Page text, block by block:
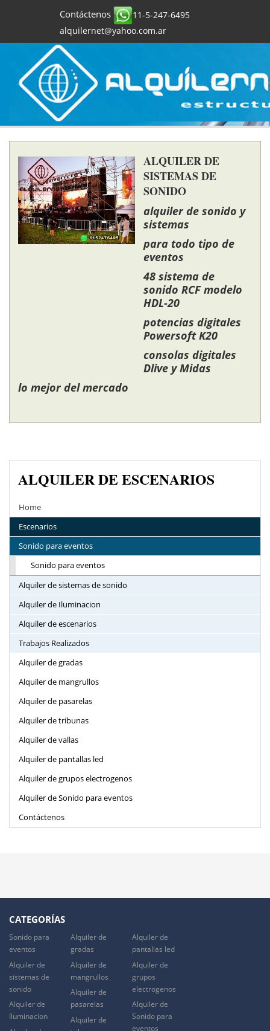
Contáctenos
11-5-247-6495
alquilernet@yahoo.com.ar
ALQUILER DE
SISTEMAS DE
SONIDO
alquiler de sonido y
sistemas
para todo tipo de
eventos
48 sistema de
sonido RCF modelo
HDL-20
potencias digitales
Powersoft K20
consolas digitales
Dlive y Midas
lo mejor del mercado
ALQUILER DE ESCENARIOS
Home
Escenarios
Sonido para eventos
Sonido para eventos
Alquiler de sistemas de sonido
Alquiler de Iluminacion
Alquiler de escenarios
Trabajos Realizados
Alquiler de gradas
Alquiler de mangrullos
Alquiler de pasarelas
Alquiler de tribunas
Alquiler de vallas
Alquiler de pantallas led
Alquiler de grupos electrogenos
Alquiler de Sonido para eventos
Contáctenos
CATEGORÍAS
Sonido para
eventos
Alquiler de
sistemas de
sonido
Alquiler de
Iluminacion
Alquiler de
gradas
Alquiler de
mangrullos
Alquiler de
pasarelas
Alquiler de
Alquiler de
pantallas led
Alquiler de
grupos
electrogenos
Alquiler de
Sonido para
eventos